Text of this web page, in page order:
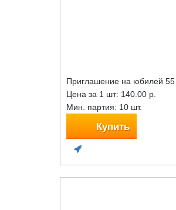
Приглашение на юбилей 55
Цена за 1 шт: 140.00 р.
Мин. партия: 10 шт.
Купить